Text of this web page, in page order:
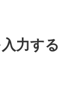
力する